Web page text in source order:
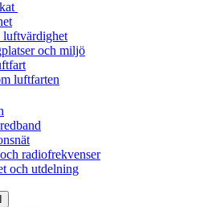
och miljö
luftfarten
radiofrekvenser
och utdelning